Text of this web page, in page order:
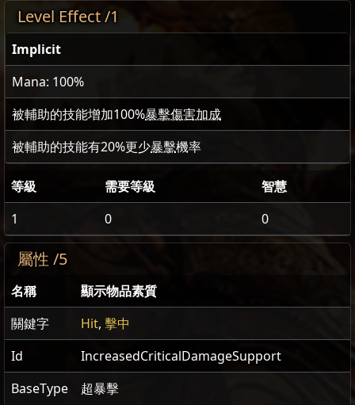
Level Effect /1
Implicit
Mana: 100%
被輔助的技能增加100%暴擊傷害加成
被輔助的技能有20%更少暴擊機率
等級 需要等級
智慧
1
0 0
屬性 /5
名稱
顯示物品素質
關鍵字
Hit, 擊中
Id
IncreasedCriticalDamageSupport
BaseType
超暴擊